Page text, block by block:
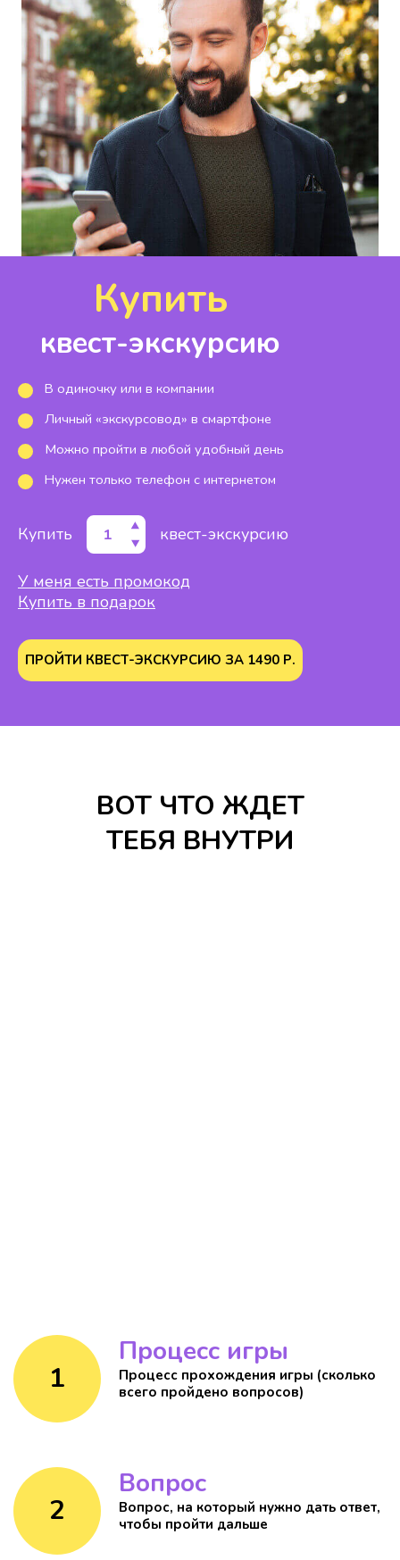
Купить
квест-экскурсию
В одиночку или в компании
Личный «экскурсовод» в смартфоне
Можно пройти в любой удобный день
Нужен только телефон с интернетом
Купить квест-экскурсию
У меня есть промокод
Купить в подарок
ПРОЙТИ КВЕСТ-ЭКСКУРСИЮ ЗА 1490 Р.
ВОТ ЧТО ЖДЕТ
ТЕБЯ ВНУТРИ
1
Процесс игры
Процесс прохождения игры (сколько
всего пройдено вопросов)
2
Вопроc
Вопрос, на который нужно дать ответ,
чтобы пройти дальше